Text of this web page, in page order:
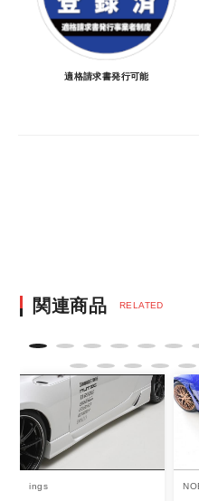
決済について
・ご注文後にメーカ
車に合うことを確認
決済後の正式注文後の
て
・決済後の正式注文
不可となりますので
違い無いようお願い
※商品写真は実際
ジが若干異なる場合
商品名や説明等で
適格請求書発行可能
関連商品 RELATED
ings